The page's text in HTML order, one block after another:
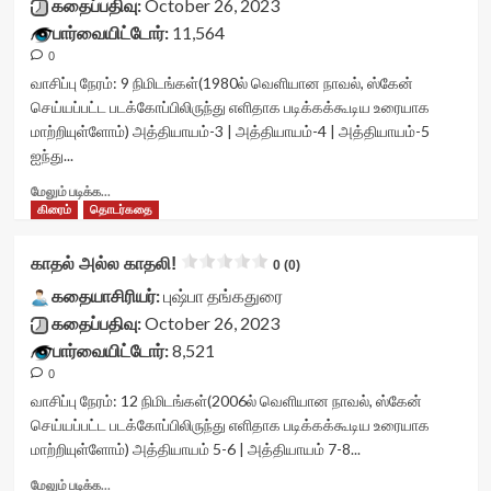
readonly-
attribute='true'
</div>
<span
class='yasr-
stars-
(0)
</span>
votes-
readonly-
876c4fb6a0855'
data-
rating='0'
data-
data-
rater-
data-
readonly='true'
data-
readonly-
</div>
<span
class='yasr-
stars-
title-
<div
class='yasr-
stars-
title
stars'
id='yasr-
votes-
readonly-
rater-
048b588667ba6'
data-
rater-
starsize='16'
data-
கதைப்பதிவு:October 26, 2023
பார்வையிட்டோர்:11,564
0
வாசிப்பு நேரம்: 9 நிமிடங்கள்(1980ல் வெளியான நாவல், ஸ்கேன்
செய்யப்பட்ட படக்கோப்பிலிருந்து எளிதாக படிக்கக்கூடிய உரையாக
மாற்றியுள்ளோம்) அத்தியாயம்-3 | அத்தியாயம்-4 | அத்தியாயம்-5
ஐந்து...
மேலும் படிக்க...
more
சொந்தம்<div
class="yasr-
vv-
stars-
title-
<div
class='yasr-
stars-
title
கிரைம் தொடர்கதை
காதல் அல்ல காதலி! 0 (0)
கதையாசிரியர்:புஷ்பா தங்கதுரை
கதைப்பதிவு:October 26, 2023
பார்வையிட்டோர்:8,521
0
வாசிப்பு நேரம்: 12 நிமிடங்கள்(2006ல் வெளியான நாவல், ஸ்கேன்
செய்யப்பட்ட படக்கோப்பிலிருந்து எளிதாக படிக்கக்கூடிய உரையாக
மாற்றியுள்ளோம்) அத்தியாயம் 5-6 | அத்தியாயம் 7-8...
மேலும் படிக்க...